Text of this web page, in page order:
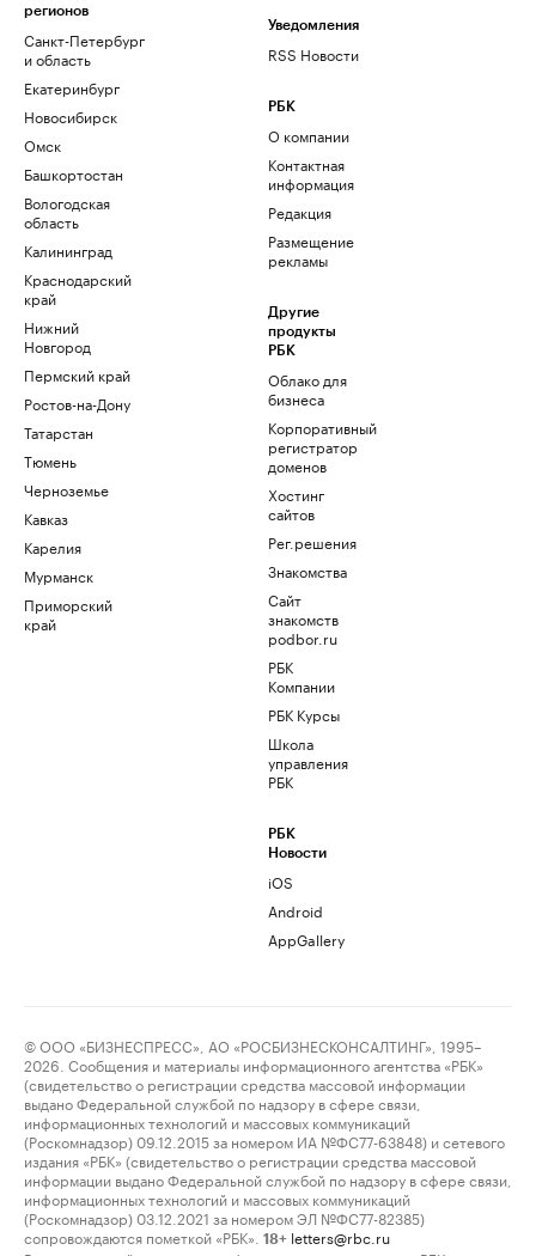
регионов
Санкт-Петербург
и область
Екатеринбург
Новосибирск
Омск
Башкортостан
Вологодская
область
Калининград
Краснодарский
край
Нижний
Новгород
Пермский край
Ростов-на-Дону
Татарстан
Тюмень
Черноземье
Кавказ
Карелия
Мурманск
Приморский
край
Уведомления
RSS Новости
РБК
О компании
Контактная
информация
Редакция
Размещение
рекламы
Другие
продукты
РБК
Облако для
бизнеса
Корпоративный
регистратор
доменов
Хостинг
сайтов
Рег.решения
Знакомства
Сайт
знакомств
podbor.ru
РБК
Компании
РБК Курсы
Школа
управления
РБК
РБК
Новости
iOS
Android
AppGallery
© ООО «БИЗНЕСПРЕСС», АО «РОСБИЗНЕСКОНСАЛТИНГ», 1995–
2026. Сообщения и материалы информационного агентства «РБК»
(свидетельство о регистрации средства массовой информации
выдано Федеральной службой по надзору в сфере связи,
информационных технологий и массовых коммуникаций
(Роскомнадзор) 09.12.2015 за номером ИА №ФС77-63848) и сетевого
издания «РБК» (свидетельство о регистрации средства массовой
информации выдано Федеральной службой по надзору в сфере связи,
информационных технологий и массовых коммуникаций
(Роскомнадзор) 03.12.2021 за номером ЭЛ №ФС77-82385)
сопровождаются пометкой «РБК».
18+ letters@rbc.ru